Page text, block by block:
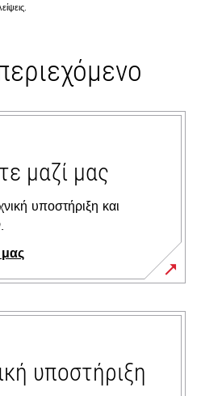
μαζί μας
υποστήριξη και
υποστήριξη